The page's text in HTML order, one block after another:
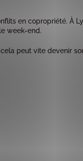
en copropriété. À
week-end.
peut vite devenir